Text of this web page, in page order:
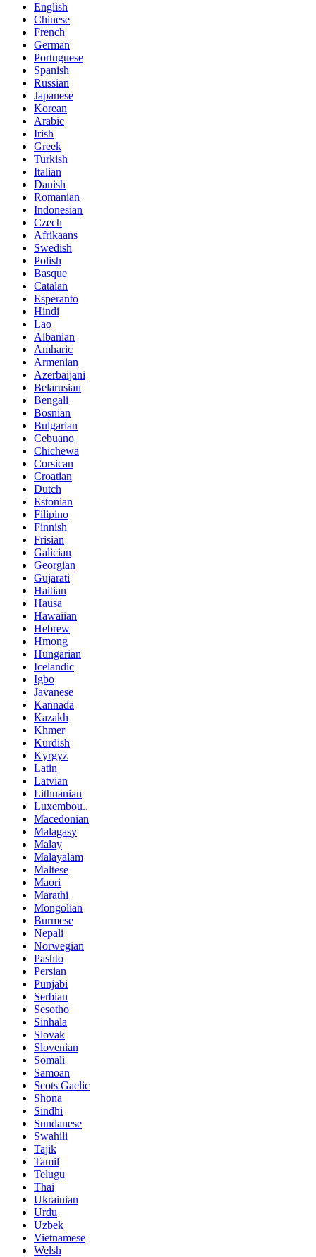
English
Chinese
French
German
Portuguese
Spanish
Russian
Japanese
Korean
Arabic
Irish
Greek
Turkish
Italian
Danish
Romanian
Indonesian
Czech
Afrikaans
Swedish
Polish
Basque
Catalan
Esperanto
Hindi
Lao
Albanian
Amharic
Armenian
Azerbaijani
Belarusian
Bengali
Bosnian
Bulgarian
Cebuano
Chichewa
Corsican
Croatian
Dutch
Estonian
Filipino
Finnish
Frisian
Galician
Georgian
Gujarati
Haitian
Hausa
Hawaiian
Hebrew
Hmong
Hungarian
Icelandic
Igbo
Javanese
Kannada
Kazakh
Khmer
Kurdish
Kyrgyz
Latin
Latvian
Lithuanian
Luxembou..
Macedonian
Malagasy
Malay
Malayalam
Maltese
Maori
Marathi
Mongolian
Burmese
Nepali
Norwegian
Pashto
Persian
Punjabi
Serbian
Sesotho
Sinhala
Slovak
Slovenian
Somali
Samoan
Scots Gaelic
Shona
Sindhi
Sundanese
Swahili
Tajik
Tamil
Telugu
Thai
Ukrainian
Urdu
Uzbek
Vietnamese
Welsh